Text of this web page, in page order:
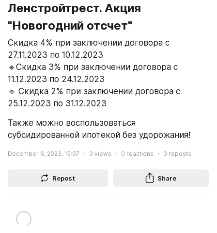
Ленстройтрест. Акция
"Новогодний отсчет"
Скидка 4% при заключении договора с
27.11.2023 по 10.12.2023
🔹Скидка 3% при заключении договора с
11.12.2023 по 24.12.2023
🔹 Скидка 2% при заключении договора с
25.12.2023 по 31.12.2023
Также можно воспользоваться
субсидированной ипотекой без удорожания!
December 6, 2023, 15:07 0 views 0 reactions 0 reposts
Repost Share